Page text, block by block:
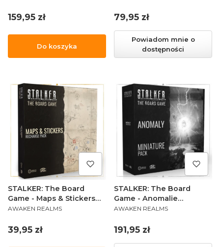
Cena
159,95 zł
Do koszyka
Cena
79,95 zł
Powiadom mnie o
dostępności
STALKER: The Board
Game - Maps & Stickers
Recharge Pack (PL)
PRODUCENT
AWAKEN REALMS
Cena
39,95 zł
STALKER: The Board
Game - Anomalie
(Sundrop)
PRODUCENT
AWAKEN REALMS
Cena
191,95 zł